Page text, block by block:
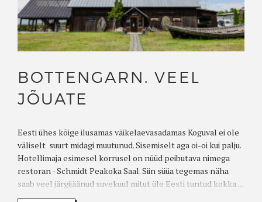
BOTTENGARN. VEEL
JÕUATE
Eesti ühes kõige ilusamas väikelaevasadamas Koguval ei ole
väliselt suurt midagi muutunud. Sisemiselt aga oi-oi kui palju.
Hotellimaja esimesel korrusel on nüüd peibutava nimega
restoran - Schmidt Peakoka Saal. Siin süüa tegemas näha
saab veel järgijäänud suvekuul mitut üle Eesti tuntud kokka....